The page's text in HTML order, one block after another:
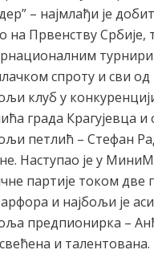
– најмлађи је
на Првенству
спроту и сви од
клуб у
града Крагујевца и
петлић – Стефан
Наступао је у
партије током две
и најбољи је
предпионирка –
и